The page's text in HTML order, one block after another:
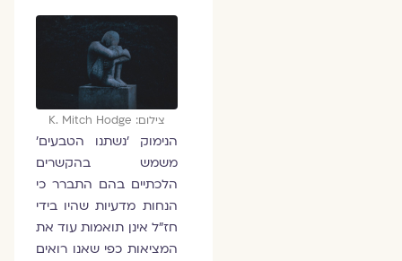
צילום: K. Mitch Hodge
הנימוק 'נשתנו הטבעים'
משמש בהקשרים
הלכתיים בהם התברר כי
הנחות מדעיות שהיו בידי
חז"ל אינן תואמות עוד את
המציאות כפי שאנו רואים